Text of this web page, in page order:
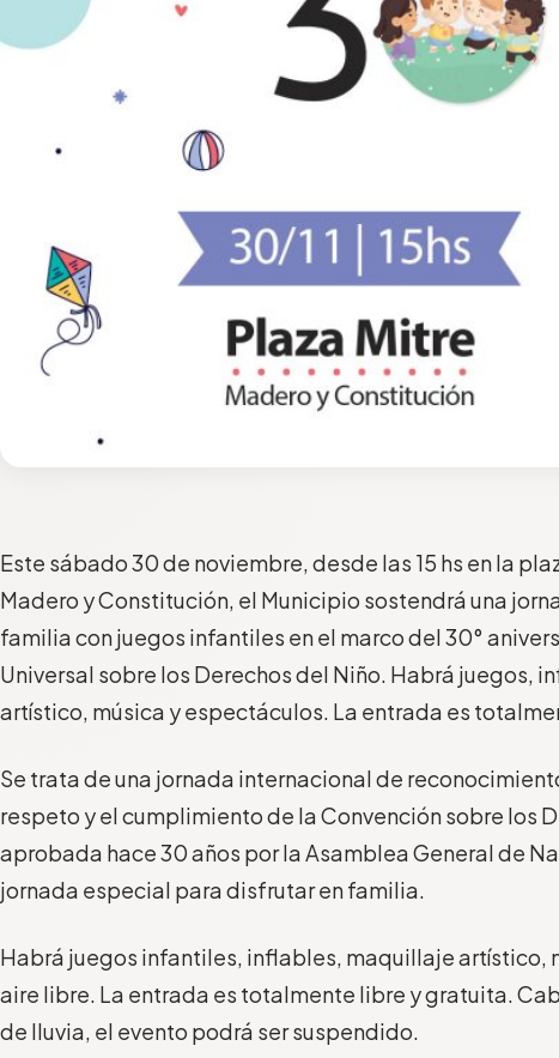
Este sábado 30de noviembre,desde las 15 hs en la
Madero y Constitución, el Municipio sostendrá una
familia con juegos infantiles en el marco del 30°
Universal sobre los Derechos del Niño. Habrá juegos,
artístico, música y espectáculos. La entrada es
Se trata de una jornada internacional de
respeto y el cumplimiento de laConvención sobre los
aprobada hace 30años por la Asamblea General de
jornada especial para disfrutar en familia.
Habrá juegos infantiles, inflables, maquillaje artístico,
aire libre. La entrada es totalmente libre y gratuita.
de lluvia, el evento podrá ser suspendido.